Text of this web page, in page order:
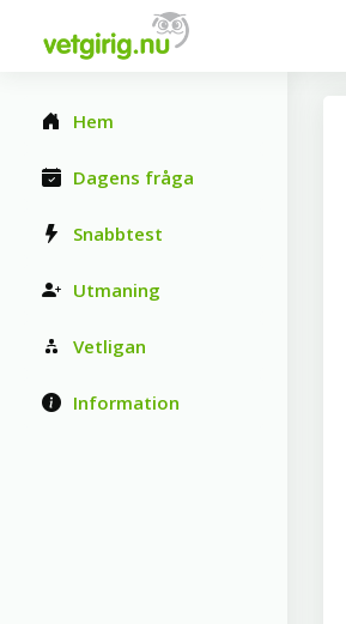
Hem
Dagens fråga
Snabbtest
Utmaning
Vetligan
Information